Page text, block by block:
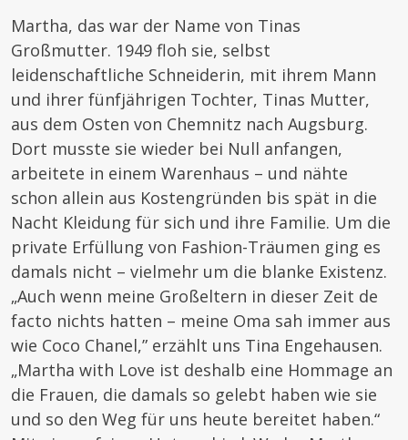
Martha, das war der Name von Tinas
Großmutter. 1949 floh sie, selbst
leidenschaftliche Schneiderin, mit ihrem Mann
und ihrer fünfjährigen Tochter, Tinas Mutter,
aus dem Osten von Chemnitz nach Augsburg.
Dort musste sie wieder bei Null anfangen,
arbeitete in einem Warenhaus – und nähte
schon allein aus Kostengründen bis spät in die
Nacht Kleidung für sich und ihre Familie. Um die
private Erfüllung von Fashion-Träumen ging es
damals nicht – vielmehr um die blanke Existenz.
„Auch wenn meine Großeltern in dieser Zeit de
facto nichts hatten – meine Oma sah immer aus
wie Coco Chanel,” erzählt uns Tina Engehausen.
„Martha with Love ist deshalb eine Hommage an
die Frauen, die damals so gelebt haben wie sie
und so den Weg für uns heute bereitet haben.“